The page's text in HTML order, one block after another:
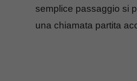
semplice passaggio si
una chiamata partita